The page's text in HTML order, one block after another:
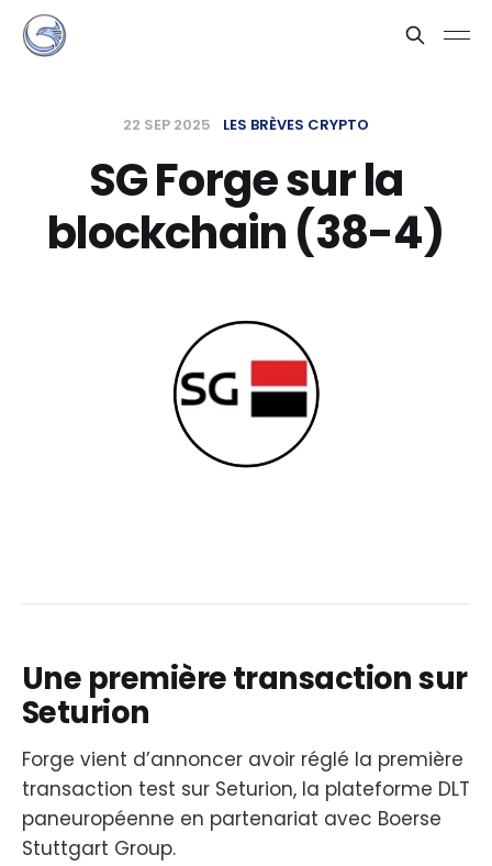
22 SEP 2025 LES BRÈVES CRYPTO
SG Forge sur la
blockchain (38-4)
Une première transaction sur
Seturion
Forge vient d’annoncer avoir réglé la première
transaction test sur Seturion, la plateforme DLT
paneuropéenne en partenariat avec Boerse
Stuttgart Group.